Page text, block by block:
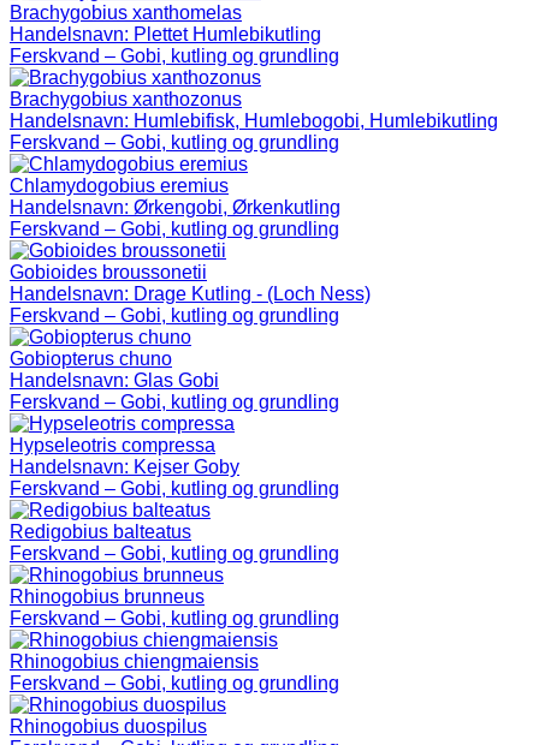
Brachygobius xanthomelas
Handelsnavn: Plettet Humlebikutling
Ferskvand – Gobi, kutling og grundling
Brachygobius xanthozonus
Handelsnavn: Humlebifisk, Humlebogobi, Humlebikutling
Ferskvand – Gobi, kutling og grundling
Chlamydogobius eremius
Handelsnavn: Ørkengobi, Ørkenkutling
Ferskvand – Gobi, kutling og grundling
Gobioides broussonetii
Handelsnavn: Drage Kutling - (Loch Ness)
Ferskvand – Gobi, kutling og grundling
Gobiopterus chuno
Handelsnavn: Glas Gobi
Ferskvand – Gobi, kutling og grundling
Hypseleotris compressa
Handelsnavn: Kejser Goby
Ferskvand – Gobi, kutling og grundling
Redigobius balteatus
Ferskvand – Gobi, kutling og grundling
Rhinogobius brunneus
Ferskvand – Gobi, kutling og grundling
Rhinogobius chiengmaiensis
Ferskvand – Gobi, kutling og grundling
Rhinogobius duospilus